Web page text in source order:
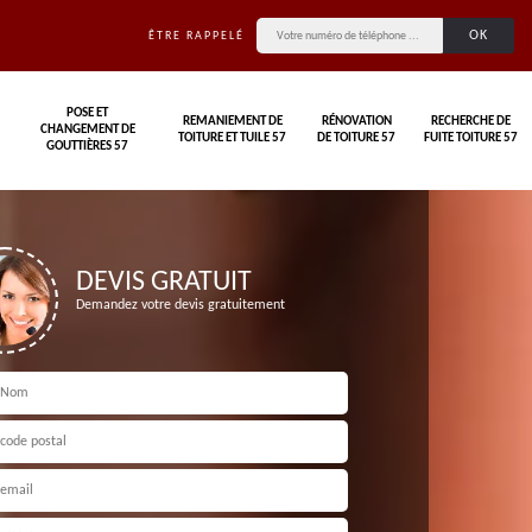
ÊTRE RAPPELÉ
POSE ET
CHANGEMENT DE
GOUTTIÈRES 57
REMANIEMENT DE
TOITURE ET TUILE 57
RÉNOVATION
DE TOITURE 57
RECHERCHE DE
FUITE TOITURE 57
DEVIS GRATUIT
Demandez votre devis gratuitement